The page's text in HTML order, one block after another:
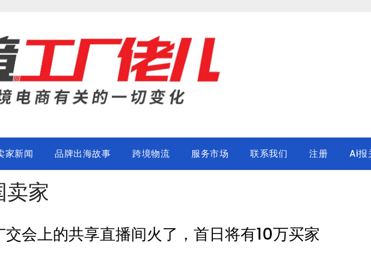
家新闻 品牌出海故事 跨境物流 服务市场 联系我们 注册 Ai报
卖家
会上的共享直播间火了，首日将有10万买家